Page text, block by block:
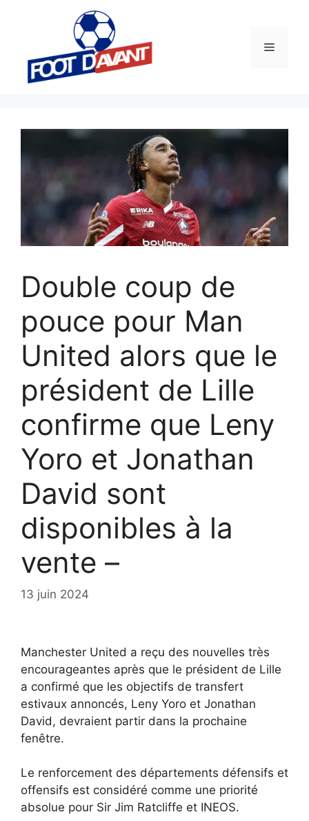
Menu
Double coup de
pouce pour Man
United alors que le
président de Lille
confirme que Leny
Yoro et Jonathan
David sont
disponibles à la
vente –
13 juin 2024
Manchester United a reçu des nouvelles très
encourageantes après que le président de Lille
a confirmé que les objectifs de transfert
estivaux annoncés, Leny Yoro et Jonathan
David, devraient partir dans la prochaine
fenêtre.
Le renforcement des départements défensifs et
offensifs est considéré comme une priorité
absolue pour Sir Jim Ratcliffe et INEOS.